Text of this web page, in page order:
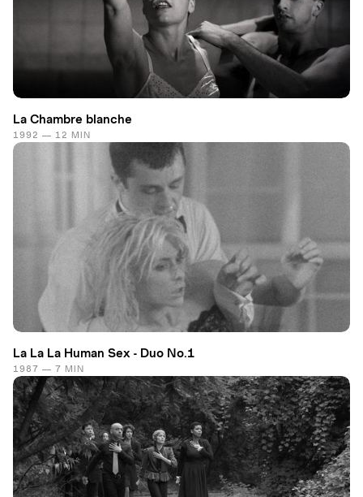
La Chambre blanche
1992 — 12 MIN
La La La Human Sex - Duo No.1
1987 — 7 MIN